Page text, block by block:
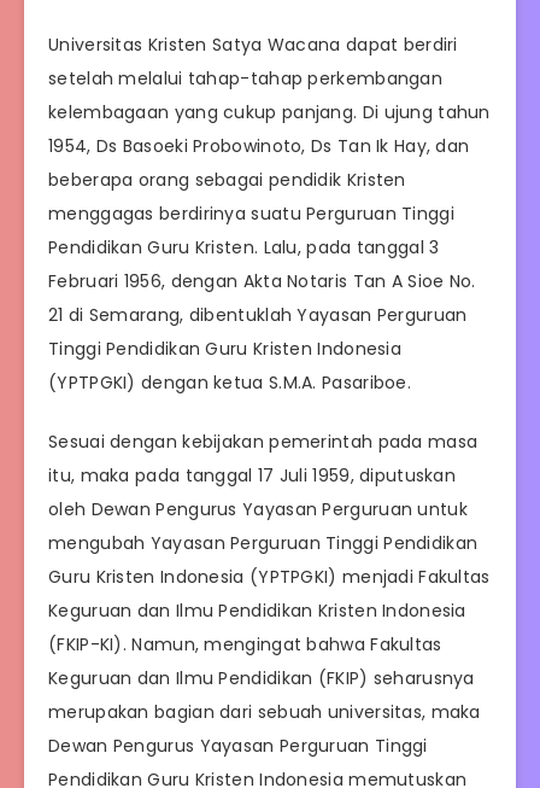
Universitas Kristen Satya Wacana dapat berdiri
setelah melalui tahap-tahap perkembangan
kelembagaan yang cukup panjang. Di ujung tahun
1954, Ds Basoeki Probowinoto, Ds Tan Ik Hay, dan
beberapa orang sebagai pendidik Kristen
menggagas berdirinya suatu Perguruan Tinggi
Pendidikan Guru Kristen. Lalu, pada tanggal 3
Februari 1956, dengan Akta Notaris Tan A Sioe No.
21 di Semarang, dibentuklah Yayasan Perguruan
Tinggi Pendidikan Guru Kristen Indonesia
(YPTPGKI) dengan ketua S.M.A. Pasariboe.
Sesuai dengan kebijakan pemerintah pada masa
itu, maka pada tanggal 17 Juli 1959, diputuskan
oleh Dewan Pengurus Yayasan Perguruan untuk
mengubah Yayasan Perguruan Tinggi Pendidikan
Guru Kristen Indonesia (YPTPGKI) menjadi Fakultas
Keguruan dan Ilmu Pendidikan Kristen Indonesia
(FKIP-KI). Namun, mengingat bahwa Fakultas
Keguruan dan Ilmu Pendidikan (FKIP) seharusnya
merupakan bagian dari sebuah universitas, maka
Dewan Pengurus Yayasan Perguruan Tinggi
Pendidikan Guru Kristen Indonesia memutuskan